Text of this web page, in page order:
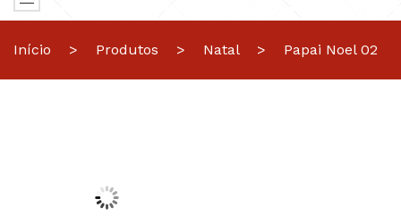
Início > Produtos > Natal > Papai Noel 02